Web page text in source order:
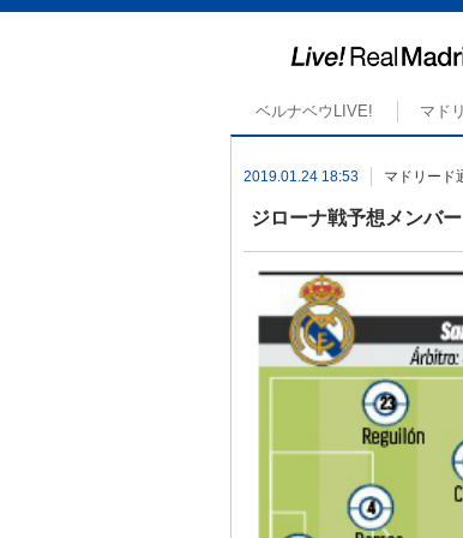
ベルナベウLIVE! マド
2019.01.24 18:53 マドリード
ジローナ戦予想メンバ